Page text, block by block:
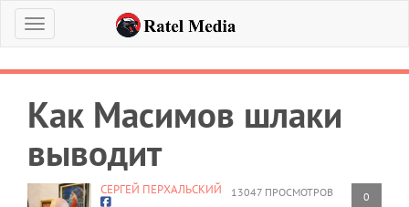
Меню
Как Масимов шлаки
выводит
13047 ПРОСМОТРОВ 0
СЕРГЕЙ ПЕРХАЛЬСКИЙ